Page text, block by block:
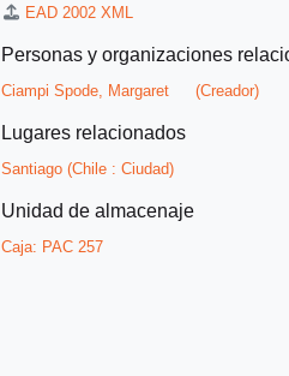
EAD 2002 XML
Personas y organizaciones
Ciampi Spode, Margaret (Creador)
Lugares relacionados
Santiago (Chile : Ciudad)
Unidad de almacenaje
Caja: PAC 257